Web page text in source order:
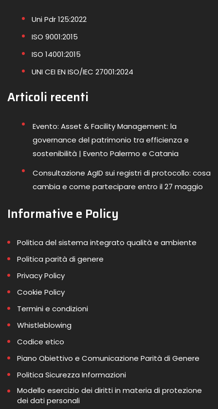
Uni Pdr 125:2022
ISO 9001:2015
ISO 14001:2015
UNI CEI EN ISO/IEC 27001:2024
Articoli recenti
Evento: Asset & Facility Management: la
governance del patrimonio tra efficienza e
sostenibilità | Evento Palermo e Catania
Consultazione AgID sui registri di protocollo: cosa
cambia e come partecipare entro il 27 maggio
Informative e Policy
Politica del sistema integrato qualità e ambiente
Politica parità di genere
Privacy Policy
Cookie Policy
Termini e condizioni
Whistleblowing
Codice etico
Piano Obiettivo e Comunicazione Parità di Genere
Politica Sicurezza Informazioni
Modello esercizio dei diritti in materia di protezione
dei dati personali